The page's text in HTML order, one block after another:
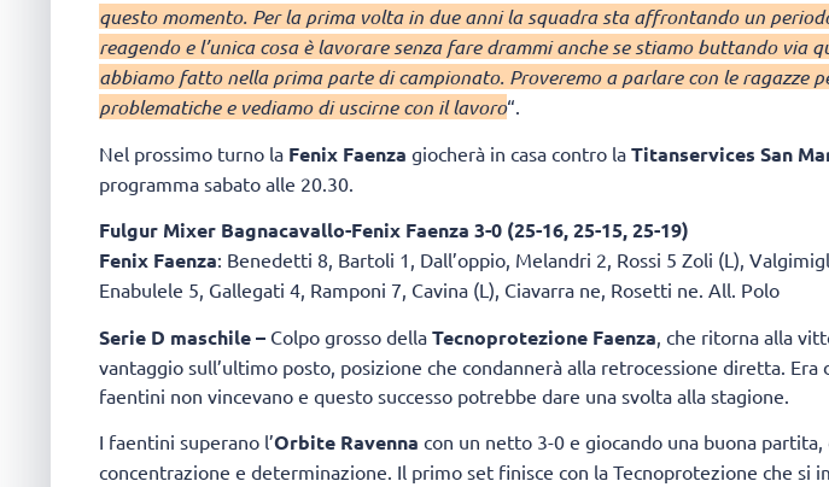
questo momento. Per la prima volta in due anni la squadra sta affrontando un
reagendo e l’unica cosa è lavorare senza fare drammi anche se stiamo buttando via
abbiamo fatto nella prima parte di campionato. Proveremo a parlare con le ragazze
problematiche e vediamo di uscirne con il lavoro“.
Nel prossimo turno la Fenix Faenza giocherà in casa contro la Titanservices San
programma sabato alle 20.30.
Fulgur Mixer Bagnacavallo-Fenix Faenza 3-0 (25-16, 25-15, 25-19)
Fenix Faenza: Benedetti 8, Bartoli 1, Dall’oppio, Melandri 2, Rossi 5 Zoli (L),
Enabulele 5, Gallegati 4, Ramponi 7, Cavina (L), Ciavarra ne, Rosetti ne. All. Polo
Serie D maschile – Colpo grosso della Tecnoprotezione Faenza , che ritorna alla
vantaggio sull’ultimo posto, posizione che condannerà alla retrocessione diretta. Era
faentini non vincevano e questo successo potrebbe dare una svolta alla stagione.
I faentini superano l’Orbite Ravenna con un netto 3-0 e giocando una buona
concentrazione e determinazione. Il primo set finisce con la Tecnoprotezione che si